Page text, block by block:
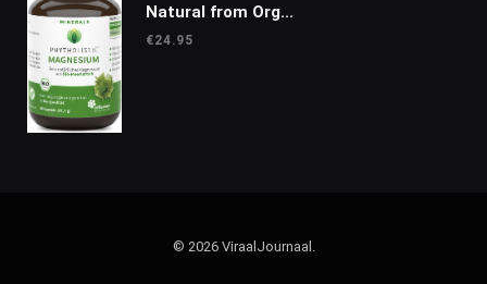
Natural from Org...
€24.95
© 2026 ViraalJournaal.